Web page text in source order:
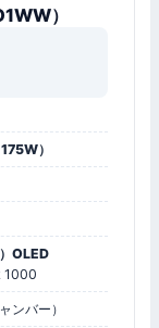
）
）
OLED
1000
ンバー）